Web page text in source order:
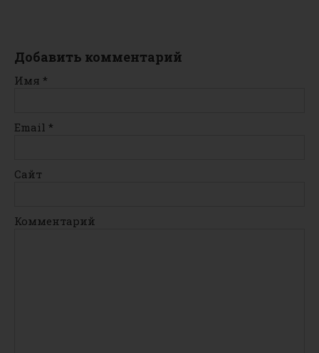
Добавить комментарий
Имя *
Email *
Сайт
Комментарий